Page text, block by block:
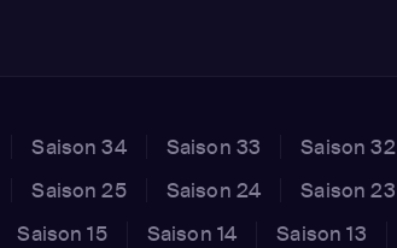
ne peut pas s'empêcher
Saison 34 Saison 33 Saison 32
Saison 25 Saison 24 Saison 23
Saison 15 Saison 14 Saison 13